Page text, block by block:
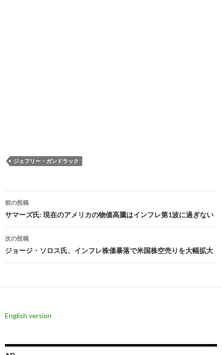
ジェフリー・ガンドラック
投
稿
ナ
ビ
ー
ョ
前の投稿
サマーズ氏: 現在のアメリカの物価高騰はインフレ第1波に過ぎない
次の投稿
ジョージ・ソロス氏、インフレ株価暴落で米国株空売りを大幅拡大
English version